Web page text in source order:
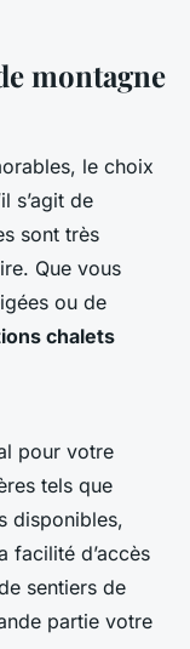
montagne
le choix
s’agit de
sont très
Que vous
ou de
chalets
pour votre
tels que
disponibles,
facilité d’accès
sentiers de
partie votre